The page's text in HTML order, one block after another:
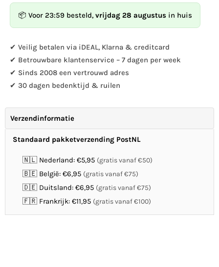
Max
Max
📦 Voor 23:59 besteld, vrijdag 28 augustus in huis
✔ Veilig betalen via iDEAL, Klarna & creditcard
✔ Betrouwbare klantenservice – 7 dagen per week
✔ Sinds 2008 een vertrouwd adres
✔ 30 dagen bedenktijd & ruilen
Verzendinformatie
Standaard pakketverzending PostNL
🇳🇱 Nederland: €5,95 (gratis vanaf €50)
🇧🇪 België: €6,95 (gratis vanaf €75)
🇩🇪 Duitsland: €6,95 (gratis vanaf €75)
🇫🇷 Frankrijk: €11,95 (gratis vanaf €100)